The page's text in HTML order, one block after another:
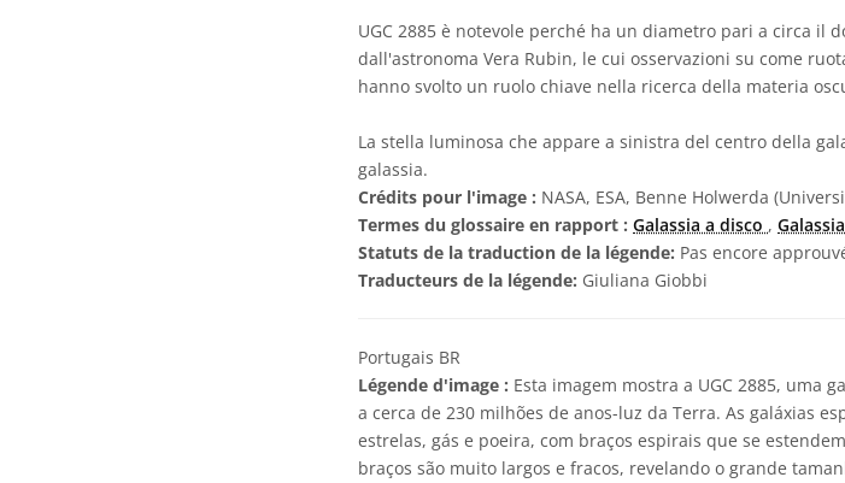
UGC 2885 è notevole perché ha un diametro pari a circa il
dall'astronoma Vera Rubin, le cui osservazioni su come
hanno svolto un ruolo chiave nella ricerca della materia
La stella luminosa che appare a sinistra del centro della
galassia.
Crédits pour l'image : NASA, ESA, Benne Holwerda
Termes du glossaire en rapport : Galassia a disco ,
Statuts de la traduction de la légende: Pas encore
Traducteurs de la légende: Giuliana Giobbi
Portugais BR
Légende d'image : Esta imagem mostra a UGC 2885, uma
a cerca de 230 milhões de anos-luz da Terra. As galáxias
estrelas, gás e poeira, com braços espirais que se
braços são muito largos e fracos, revelando o grande